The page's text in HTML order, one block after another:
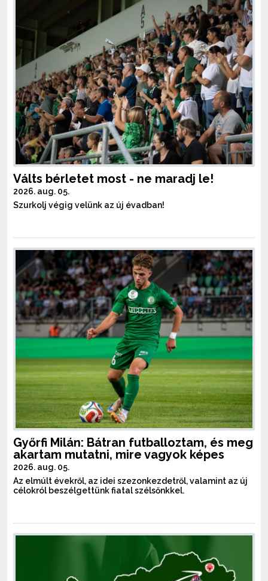
Válts bérletet most - ne maradj le!
2026. aug. 05.
Szurkolj végig velünk az új évadban!
Győrfi Milán: Bátran futballoztam, és meg
akartam mutatni, mire vagyok képes
2026. aug. 05.
Az elmúlt évekről, az idei szezonkezdetről, valamint az új
célokról beszélgettünk fiatal szélsőnkkel.